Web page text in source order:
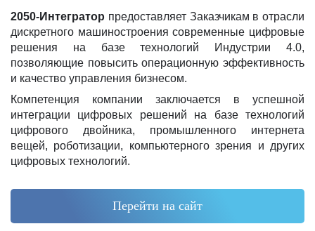
2050-Интегратор предоставляет Заказчикам в отрасли
дискретного машиностроения современные цифровые
решения на базе технологий Индустрии 4.0,
позволяющие повысить операционную эффективность
и качество управления бизнесом.
Компетенция компании заключается в успешной
интеграции цифровых решений на базе технологий
цифрового двойника, промышленного интернета
вещей, роботизации, компьютерного зрения и других
цифровых технологий.
Перейти на сайт